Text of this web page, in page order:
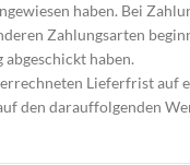
haben. Bei
Zahlungsarten
abgeschickt haben.
Lieferfrist auf
den darauffolgenden